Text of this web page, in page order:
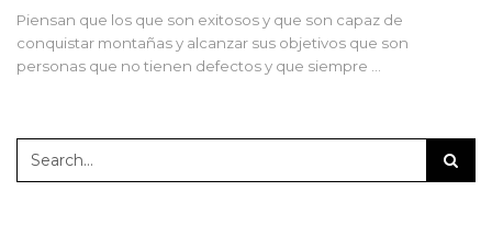
Piensan que los que son exitosos y que son capaz de
conquistar montañas y alcanzar sus objetivos que son
personas que no tienen defectos y que siempre …